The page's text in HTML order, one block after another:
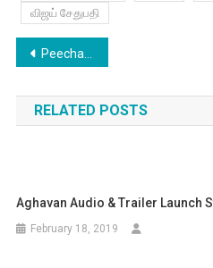
விஜய் சேதுபதி
Post
navigation
Peechankai – Moviebuff Sneak Peak
RELATED POSTS
Aghavan Audio & Trailer Launch
February 18, 2019